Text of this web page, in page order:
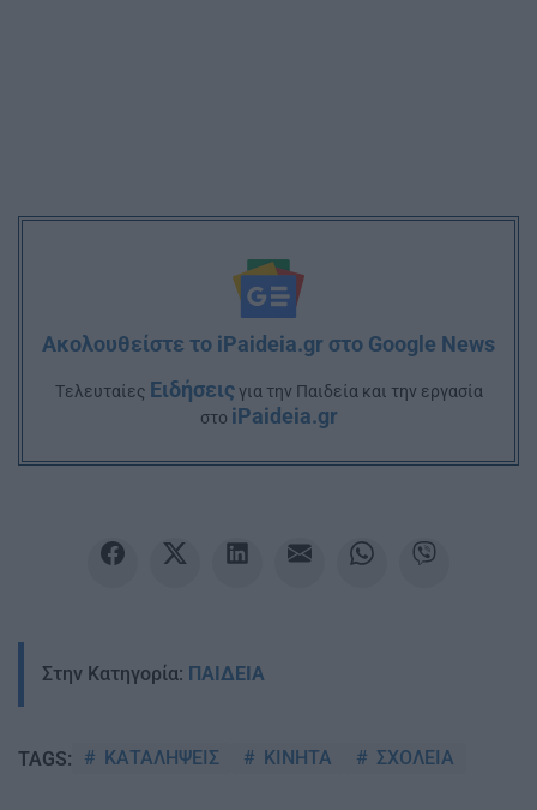
Ακολουθείστε το iPaideia.gr στο Google News
Tελευταίες Ειδήσειςγια την Παιδεία και την εργασία
στο iPaideia.gr
Στην Κατηγορία: ΠΑΙΔΕΙΑ
TAGS: ΚΑΤΑΛΗΨΕΙΣ ΚΙΝΗΤΑ ΣΧΟΛΕΙΑ